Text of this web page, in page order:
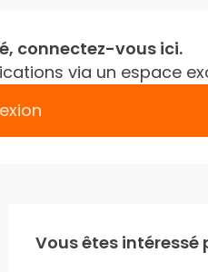
connectez-vous ici.
via un espace
Vous êtes